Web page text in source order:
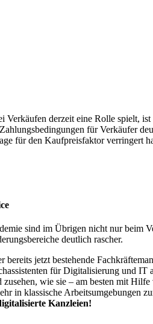
Verkäufen derzeit eine Rolle spielt,
für Verkäufer
für den Kaufpreisfaktor verringert
sind im Übrigen nicht nur beim
deutlich rascher.
bereits jetzt bestehende
für Digitalisierung und IT
zusehen, wie sie – am besten mit
in klassische Arbeitsumgebungen
Kanzleien!